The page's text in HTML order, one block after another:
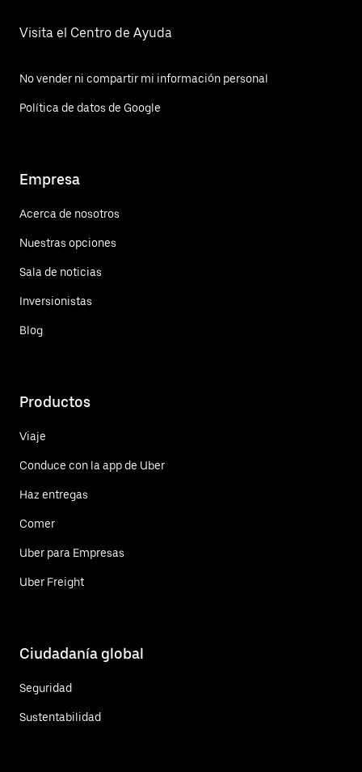
Visita el Centro de Ayuda
No vender ni compartir mi información personal
Política de datos de Google
Empresa
Acerca de nosotros
Nuestras opciones
Sala de noticias
Inversionistas
Blog
Productos
Viaje
Conduce con la app de Uber
Haz entregas
Comer
Uber para Empresas
Uber Freight
Ciudadanía global
Seguridad
Sustentabilidad